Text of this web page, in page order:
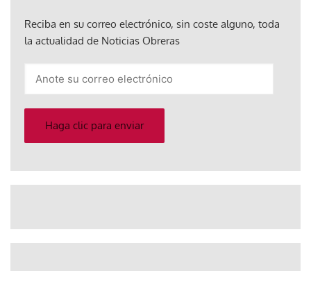
Reciba en su correo electrónico, sin coste alguno, toda
la actualidad de Noticias Obreras
electrónico
Haga clic para enviar